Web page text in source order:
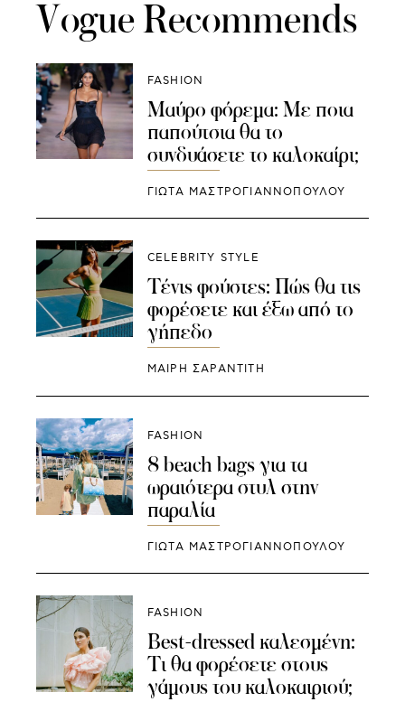
Vogue Recommends
FASHION
Μαύρο φόρεμα: Με ποια
παπούτσια θα το
συνδυάσετε το καλοκαίρι;
ΓΙΩΤΑ ΜΑΣΤΡΟΓΙΑΝΝΟΠΟΥΛΟΥ
CELEBRITY STYLE
Τένις φούστες: Πώς θα τις
φορέσετε και έξω από το
γήπεδο
ΜΑΊΡΗ ΣΑΡΑΝΤΊΤΗ
FASHION
8 beach bags για τα
ωραιότερα στυλ στην
παραλία
ΓΙΩΤΑ ΜΑΣΤΡΟΓΙΑΝΝΟΠΟΥΛΟΥ
FASHION
Best-dressed καλεσμένη:
Τι θα φορέσετε στους
γάμους του καλοκαιριού;